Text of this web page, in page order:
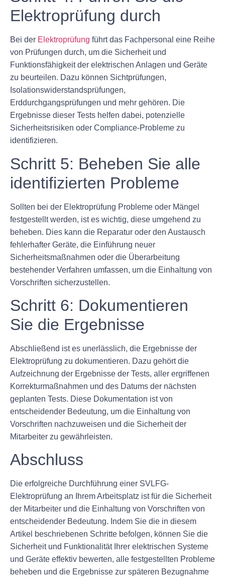
Elektroprüfung durch
Bei der Elektroprüfung führt das Fachpersonal eine Reihe
von Prüfungen durch, um die Sicherheit und
Funktionsfähigkeit der elektrischen Anlagen und Geräte
zu beurteilen. Dazu können Sichtprüfungen,
Isolationswiderstandsprüfungen,
Erddurchgangsprüfungen und mehr gehören. Die
Ergebnisse dieser Tests helfen dabei, potenzielle
Sicherheitsrisiken oder Compliance-Probleme zu
identifizieren.
Schritt 5: Beheben Sie alle
identifizierten Probleme
Sollten bei der Elektroprüfung Probleme oder Mängel
festgestellt werden, ist es wichtig, diese umgehend zu
beheben. Dies kann die Reparatur oder den Austausch
fehlerhafter Geräte, die Einführung neuer
Sicherheitsmaßnahmen oder die Überarbeitung
bestehender Verfahren umfassen, um die Einhaltung von
Vorschriften sicherzustellen.
Schritt 6: Dokumentieren
Sie die Ergebnisse
Abschließend ist es unerlässlich, die Ergebnisse der
Elektroprüfung zu dokumentieren. Dazu gehört die
Aufzeichnung der Ergebnisse der Tests, aller ergriffenen
Korrekturmaßnahmen und des Datums der nächsten
geplanten Tests. Diese Dokumentation ist von
entscheidender Bedeutung, um die Einhaltung von
Vorschriften nachzuweisen und die Sicherheit der
Mitarbeiter zu gewährleisten.
Abschluss
Die erfolgreiche Durchführung einer SVLFG-
Elektroprüfung an Ihrem Arbeitsplatz ist für die Sicherheit
der Mitarbeiter und die Einhaltung von Vorschriften von
entscheidender Bedeutung. Indem Sie die in diesem
Artikel beschriebenen Schritte befolgen, können Sie die
Sicherheit und Funktionalität Ihrer elektrischen Systeme
und Geräte effektiv bewerten, alle festgestellten Probleme
beheben und die Ergebnisse zur späteren Bezugnahme